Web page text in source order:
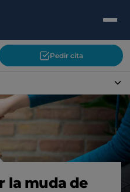
Pedir cita
la muda de